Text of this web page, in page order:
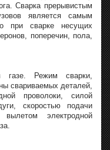
Сварка прерывистым
является самым
при сварке несущих
поперечин, пола,
Режим сварки,
свариваемых деталей,
проволоки, силой
скоростью подачи
электродной